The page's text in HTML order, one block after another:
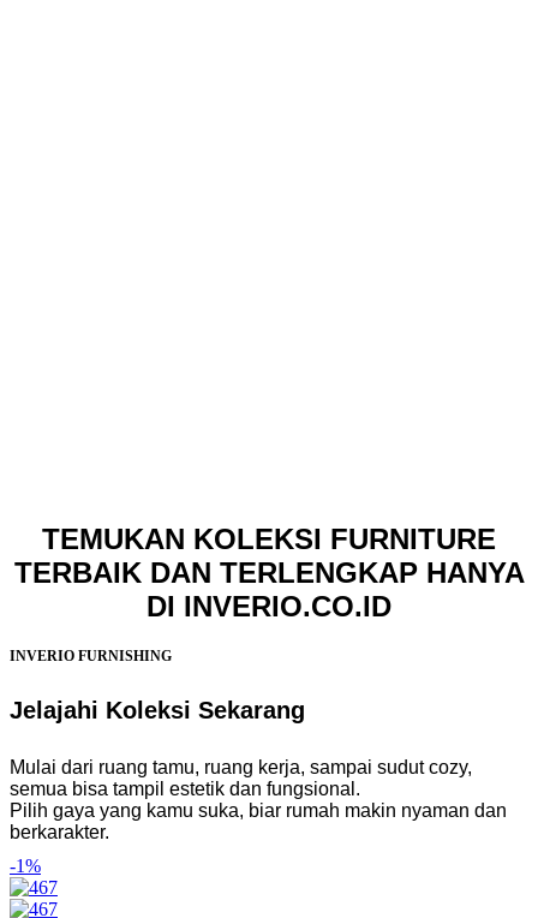
TEMUKAN KOLEKSI FURNITURE
TERBAIK DAN TERLENGKAP HANYA
DI INVERIO.CO.ID
INVERIO FURNISHING
Jelajahi Koleksi Sekarang
Mulai dari ruang tamu, ruang kerja, sampai sudut cozy,
semua bisa tampil estetik dan fungsional.
Pilih gaya yang kamu suka, biar rumah makin nyaman dan
berkarakter.
-1%